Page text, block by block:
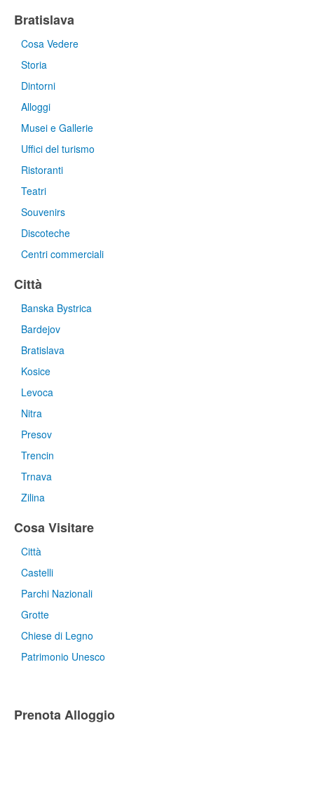
Bratislava
Cosa Vedere
Storia
Dintorni
Alloggi
Musei e Gallerie
Uffici del turismo
Ristoranti
Teatri
Souvenirs
Discoteche
Centri commerciali
Città
Banska Bystrica
Bardejov
Bratislava
Kosice
Levoca
Nitra
Presov
Trencin
Trnava
Zilina
Cosa Visitare
Città
Castelli
Parchi Nazionali
Grotte
Chiese di Legno
Patrimonio Unesco
Prenota Alloggio